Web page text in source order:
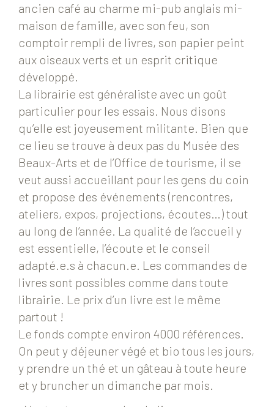
ancien café au charme mi-pub anglais mi-
maison de famille, avec son feu, son
comptoir rempli de livres, son papier peint
aux oiseaux verts et un esprit critique
développé.
La librairie est généraliste avec un goût
particulier pour les essais. Nous disons
qu’elle est joyeusement militante. Bien que
ce lieu se trouve à deux pas du Musée des
Beaux-Arts et de l’Office de tourisme, il se
veut aussi accueillant pour les gens du coin
et propose des événements (rencontres,
ateliers, expos, projections, écoutes…) tout
au long de l’année. La qualité de l’accueil y
est essentielle, l’écoute et le conseil
adapté.e.s à chacun.e. Les commandes de
livres sont possibles comme dans toute
librairie. Le prix d’un livre est le même
partout !
Le fonds compte environ 4000 références.
On peut y déjeuner végé et bio tous les jours,
y prendre un thé et un gâteau à toute heure
et y bruncher un dimanche par mois.